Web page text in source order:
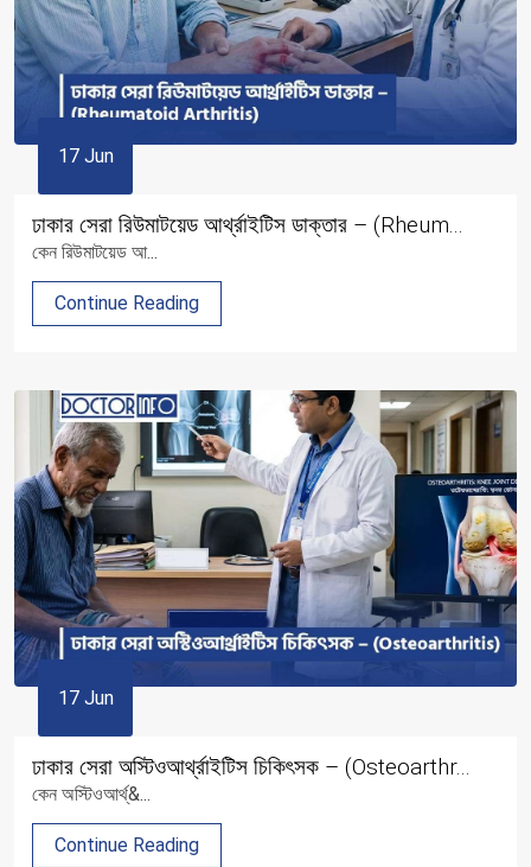
17 Jun
ঢাকার সেরা রিউমাটয়েড আর্থ্রাইটিস ডাক্তার – (Rheum...
কেন রিউমাটয়েড আ...
Continue Reading
17 Jun
ঢাকার সেরা অস্টিওআর্থ্রাইটিস চিকিৎসক – (Osteoarthr...
কেন অস্টিওআর্থ্&...
Continue Reading